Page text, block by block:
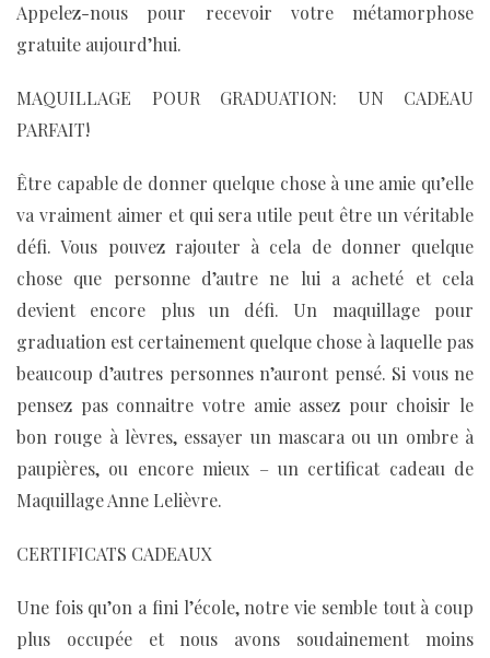
Appelez-nous pour recevoir votre métamorphose
gratuite aujourd’hui.
MAQUILLAGE POUR GRADUATION: UN CADEAU
PARFAIT!
Être capable de donner quelque chose à une amie qu’elle
va vraiment aimer et qui sera utile peut être un véritable
défi. Vous pouvez rajouter à cela de donner quelque
chose que personne d’autre ne lui a acheté et cela
devient encore plus un défi. Un maquillage pour
graduation est certainement quelque chose à laquelle pas
beaucoup d’autres personnes n’auront pensé. Si vous ne
pensez pas connaitre votre amie assez pour choisir le
bon rouge à lèvres, essayer un mascara ou un ombre à
paupières, ou encore mieux – un certificat cadeau de
Maquillage Anne Lelièvre.
CERTIFICATS CADEAUX
Une fois qu’on a fini l’école, notre vie semble tout à coup
plus occupée et nous avons soudainement moins